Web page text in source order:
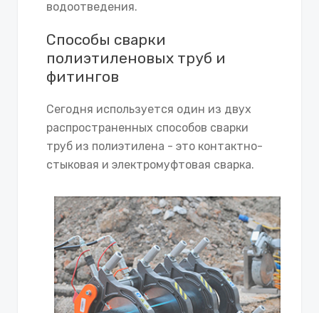
водоотведения.
Способы сварки
полиэтиленовых труб и
фитингов
Сегодня используется один из двух
распространенных способов сварки
труб из полиэтилена - это контактно-
стыковая и электромуфтовая сварка.